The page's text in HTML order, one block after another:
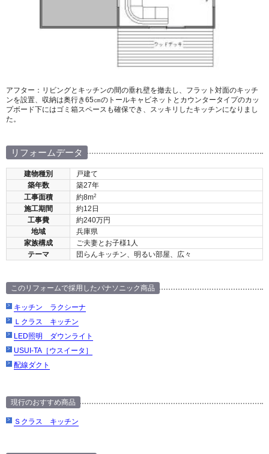
アフター：リビングとキッチンの間の垂れ壁を撤去し、フラット対面のキッチ
ンを設置、収納は奥行き65㎝のトールキャビネットとカウンタータイプのカッ
プボード下にはゴミ箱スペースも確保でき、スッキリしたキッチンになりまし
た。
リフォームデータ
建物種別
戸建て
築年数
築27年
工事面積
約8m2
施工期間
約12日
工事費
約240万円
地域
兵庫県
家族構成
ご夫妻とお子様1人
テーマ
団らんキッチン、明るい部屋、広々
このリフォームで採用したパナソニック商品
キッチン ラクシーナ
Ｌクラス キッチン
LED照明 ダウンライト
USUI-TA［ウスイータ］
配線ダクト
現行のおすすめ商品
Ｓクラス キッチン